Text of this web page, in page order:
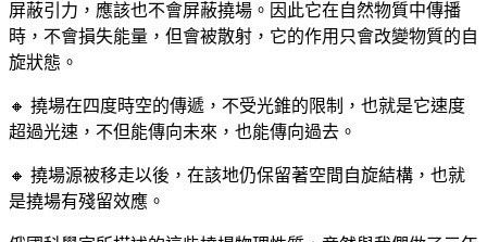
屏蔽引力，應該也不會屏蔽撓場。因此它在自然物質中傳播
時，不會損失能量，但會被散射，它的作用只會改變物質的自
旋狀態。
🔸 撓場在四度時空的傳遞，不受光錐的限制，也就是它速度
超過光速，不但能傳向未來，也能傳向過去。
🔸 撓場源被移走以後，在該地仍保留著空間自旋結構，也就
是撓場有殘留效應。